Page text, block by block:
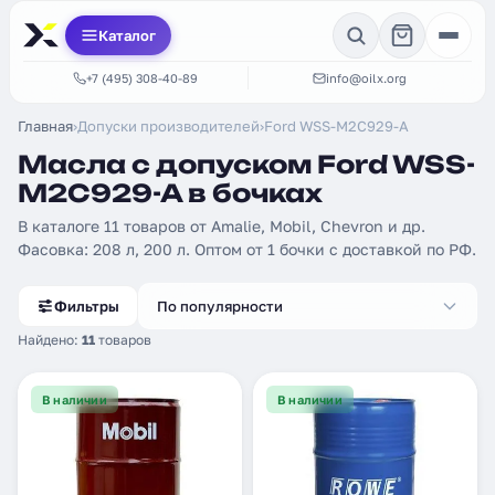
Каталог
+7 (495) 308-40-89 info@oilx.org
Главная›Допуски производителей›Ford WSS-M2C929-A
Масла с допуском Ford WSS-
M2C929-A в бочках
В каталоге 11 товаров от Amalie, Mobil, Chevron и др.
Фасовка: 208 л, 200 л. Оптом от 1 бочки с доставкой по РФ.
Фильтры
Найдено: 11 товаров
По популярности
В наличии В наличии